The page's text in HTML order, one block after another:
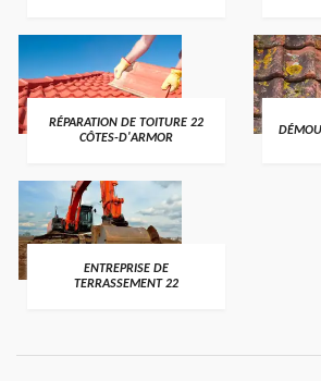
RÉPARATION DE TOITURE 22
CÔTES-D'ARMOR
ENTREPRISE DE
TERRASSEMENT 22